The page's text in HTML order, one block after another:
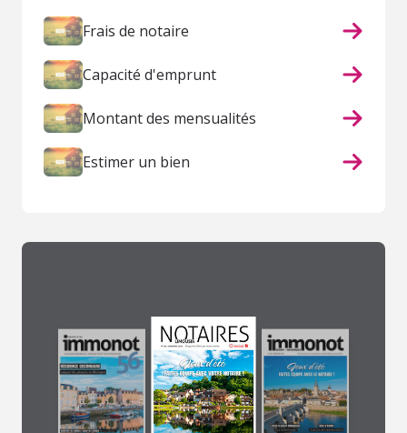
Frais de notaire
Capacité d'emprunt
Montant des mensualités
Estimer un bien